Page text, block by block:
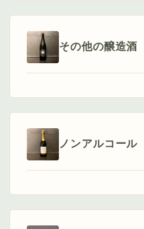
その他の醸造酒
ノンアルコール